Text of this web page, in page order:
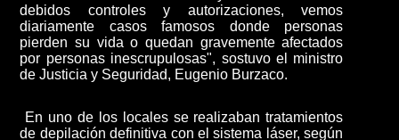
debidos controles y autorizaciones, vemos
diariamente casos famosos donde personas
pierden su vida o quedan gravemente afectados
por personas inescrupulosas", sostuvo el ministro
de Justicia y Seguridad, Eugenio Burzaco.
En uno de los locales se realizaban tratamientos
de depilación definitiva con el sistema láser, según